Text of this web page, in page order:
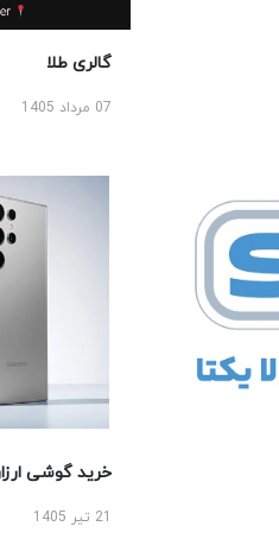
گالری طلا
07 مرداد 1405
خرید گوشی ارزان